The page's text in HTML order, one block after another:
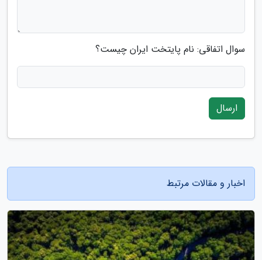
سوال اتفاقی: نام پایتخت ایران چیست؟
ارسال
اخبار و مقالات مرتبط